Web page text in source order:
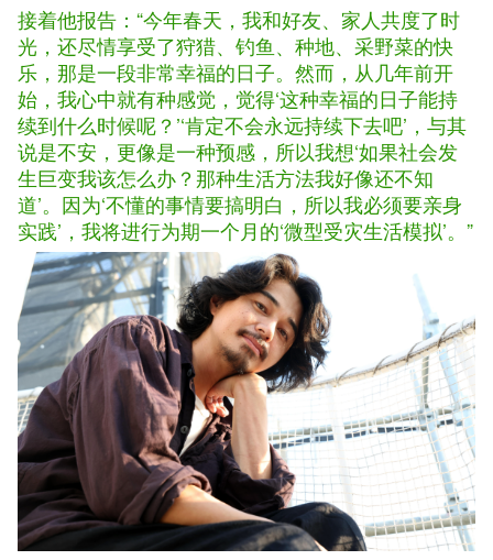
接着他报告：“今年春天，我和好友、家人共度了时
光，还尽情享受了狩猎、钓鱼、种地、采野菜的快
乐，那是一段非常幸福的日子。然而，从几年前开
始，我心中就有种感觉，觉得‘这种幸福的日子能持
续到什么时候呢？’‘肯定不会永远持续下去吧’，与其
说是不安，更像是一种预感，所以我想‘如果社会发
生巨变我该怎么办？那种生活方法我好像还不知
道’。因为‘不懂的事情要搞明白，所以我必须要亲身
实践’，我将进行为期一个月的‘微型受灾生活模拟’。”